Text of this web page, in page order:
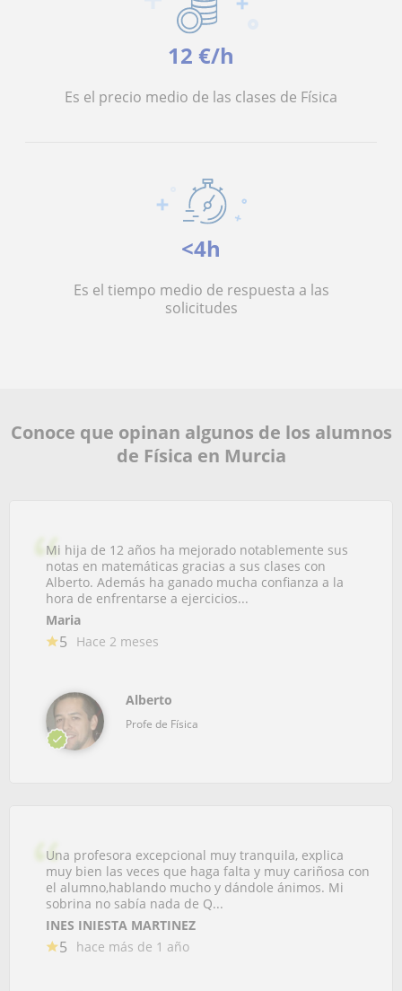
12 €/h
Es el precio medio de las clases de Física
<4h
Es el tiempo medio de respuesta a las
solicitudes
Conoce que opinan algunos de los alumnos
de Física en Murcia
Mi hija de 12 años ha mejorado notablemente sus
notas en matemáticas gracias a sus clases con
Alberto. Además ha ganado mucha confianza a la
hora de enfrentarse a ejercicios...
Maria
5 Hace 2 meses
Alberto
Profe de Física
Una profesora excepcional muy tranquila, explica
muy bien las veces que haga falta y muy cariñosa con
el alumno,hablando mucho y dándole ánimos. Mi
sobrina no sabía nada de Q...
INES INIESTA MARTINEZ
5 hace más de 1 año